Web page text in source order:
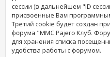
сессии (в дальнейшем "ID
присвоенные Вам
Третий cookie будет создан
форума "MMC Pajero Клуб.
для хранения списка
удобства работы с форумом.